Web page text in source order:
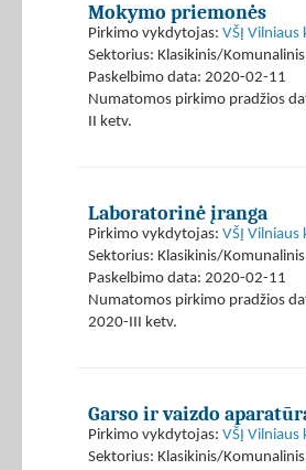
Mokymo priemonės
Pirkimo vykdytojas: VŠĮ Vilniaus
Sektorius: Klasikinis/
Paskelbimo data: 2020-02-11
Numatomos pirkimo pradžios
II ketv.
Laboratorinė įranga
Pirkimo vykdytojas: VŠĮ Vilniaus
Sektorius: Klasikinis/
Paskelbimo data: 2020-02-11
Numatomos pirkimo pradžios
2020-III ketv.
Garso ir vaizdo
Pirkimo vykdytojas: VŠĮ Vilniaus
Sektorius: Klasikinis/